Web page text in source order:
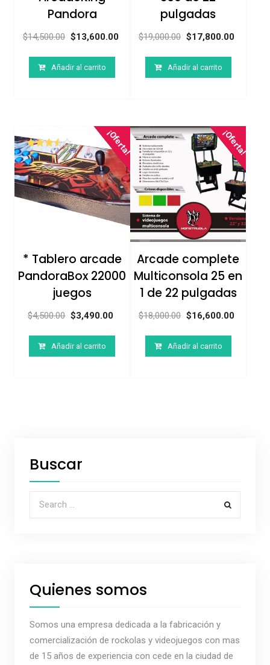
Pandora
$14,500.00 $13,600.00
Añadir al carrito
pulgadas
$19,000.00 $17,800.00
Añadir al carrito
¡Oferta!
* Tablero arcade
PandoraBox 22000
juegos
Valorado
en
3.50
de 5
$4,500.00 $3,490.00
Añadir al carrito
¡Oferta!
Arcade complete
Multiconsola 25 en
1 de 22 pulgadas
$18,000.00 $16,600.00
Añadir al carrito
Buscar
Search for:
Quienes somos
Somos una empresa dedicada a la fabricación y
comercialización de rockolas y videojuegos con mas
de 15 años de experiencia con cede en la ciudad de